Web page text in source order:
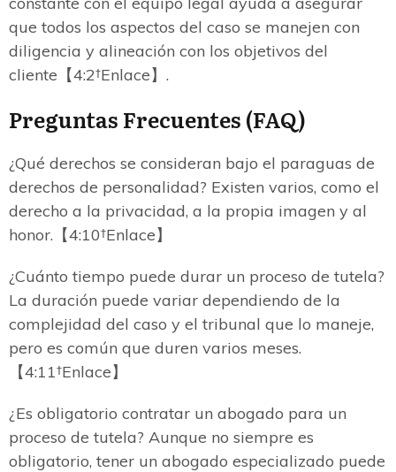
que todos los aspectos del caso se manejen con
diligencia y alineación con los objetivos del
cliente【4:2†Enlace】.
Preguntas Frecuentes (FAQ)
¿Qué derechos se consideran bajo el paraguas de
derechos de personalidad? Existen varios, como el
derecho a la privacidad, a la propia imagen y al
honor.【4:10†Enlace】
¿Cuánto tiempo puede durar un proceso de tutela?
La duración puede variar dependiendo de la
complejidad del caso y el tribunal que lo maneje,
pero es común que duren varios meses.
【4:11†Enlace】
¿Es obligatorio contratar un abogado para un
proceso de tutela? Aunque no siempre es
obligatorio, tener un abogado especializado puede